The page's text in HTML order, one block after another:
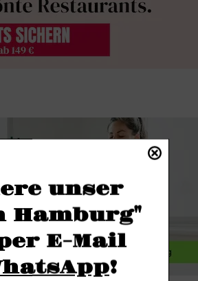
unser
Hamburg"
E-Mail
!